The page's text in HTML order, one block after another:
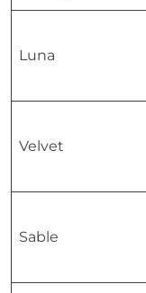
Luna
Velvet
Sable